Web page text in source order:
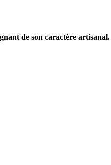
de son caractère artisanal.